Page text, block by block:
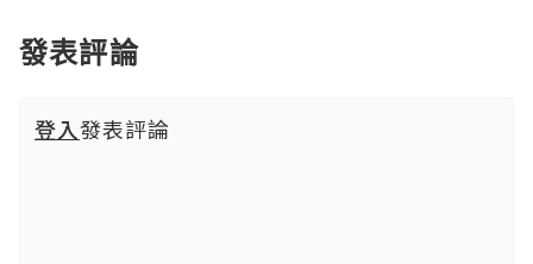
發表評論
登入發表評論